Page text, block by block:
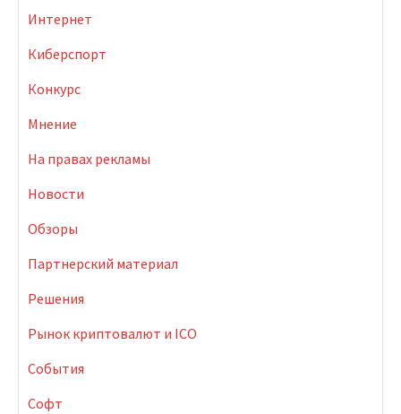
Интернет
Киберспорт
Конкурс
Мнение
На правах рекламы
Новости
Обзоры
Партнерский материал
Решения
Рынок криптовалют и ICO
События
Софт